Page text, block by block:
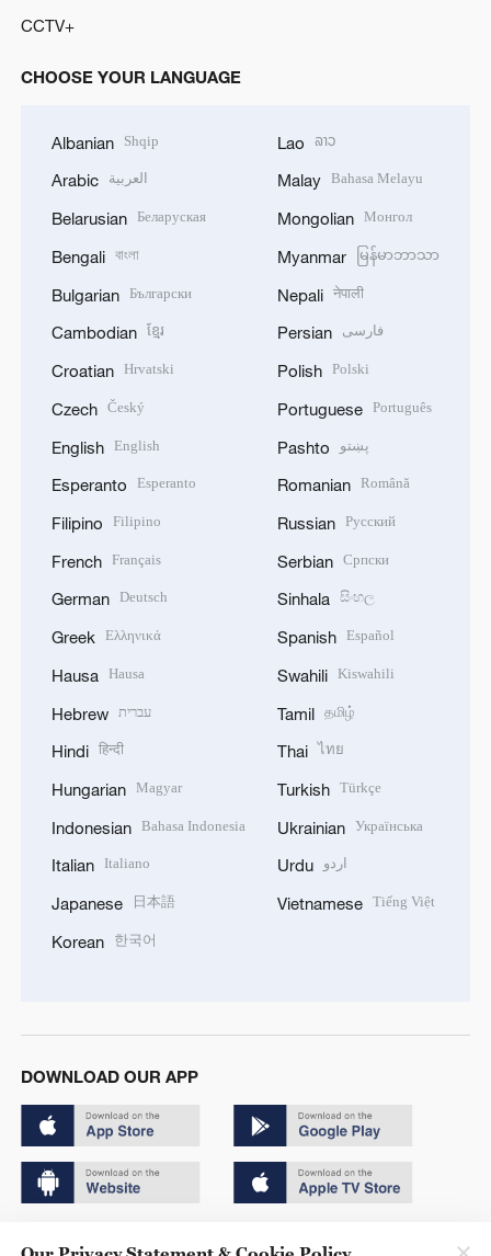
CCTV+
CHOOSE YOUR LANGUAGE
Albanian Shqip
Arabic العربية
Belarusian Беларуская
Bengali বাংলা
Bulgarian Български
Cambodian ខ្មែរ
Croatian Hrvatski
Czech Český
English English
Esperanto Esperanto
Filipino Filipino
French Français
German Deutsch
Greek Ελληνικά
Hausa Hausa
Hebrew עברית
Hindi हिन्दी
Hungarian Magyar
Indonesian Bahasa Indonesia
Italian Italiano
Japanese 日本語
Korean 한국어
Lao ລາວ
Malay Bahasa Melayu
Mongolian Монгол
Myanmar မြန်မာဘာသာ
Nepali नेपाली
Persian فارسی
Polish Polski
Portuguese Português
Pashto پښتو
Romanian Română
Russian Русский
Serbian Српски
Sinhala සිංහල
Spanish Español
Swahili Kiswahili
Tamil தமிழ்
Thai ไทย
Turkish Türkçe
Ukrainian Українська
Urdu اردو
Vietnamese Tiếng Việt
DOWNLOAD OUR APP